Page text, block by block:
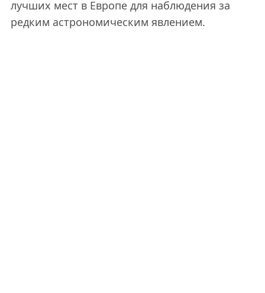
лучших мест в Европе для наблюдения за
редким астрономическим явлением.